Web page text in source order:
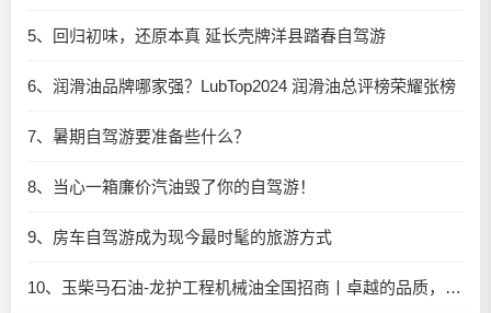
5、回归初味，还原本真 延长壳牌洋县踏春自驾游
6、润滑油品牌哪家强？LubTop2024 润滑油总评榜荣耀张榜
7、暑期自驾游要准备些什么？
8、当心一箱廉价汽油毁了你的自驾游！
9、房车自驾游成为现今最时髦的旅游方式
10、玉柴马石油-龙护工程机械油全国招商丨卓越的品质，专业的品牌！